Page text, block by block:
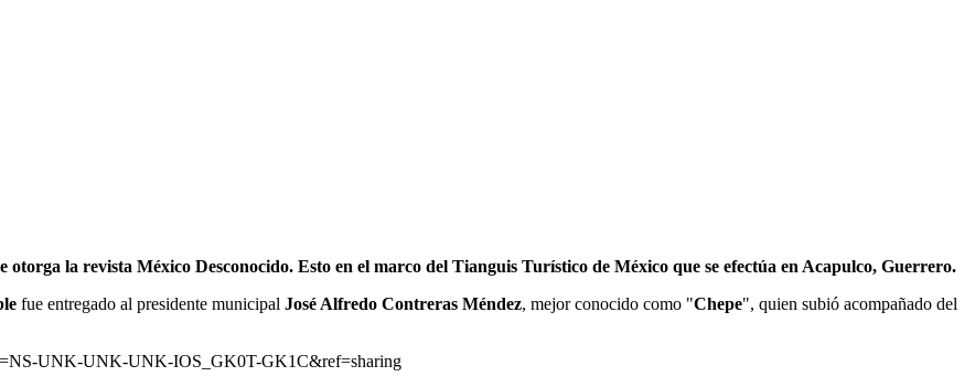
la revista México Desconocido. Esto en el marco del Tianguis Turístico de México que se efectúa en Acapulco, Guerrero.
fue entregado al presidente municipal José Alfredo Contreras Méndez, mejor conocido como "Chepe", quien subió acompañado del
UNK-UNK-UNK-IOS_GK0T-GK1C&ref=sharing